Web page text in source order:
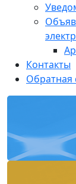
Контакты
Обратная